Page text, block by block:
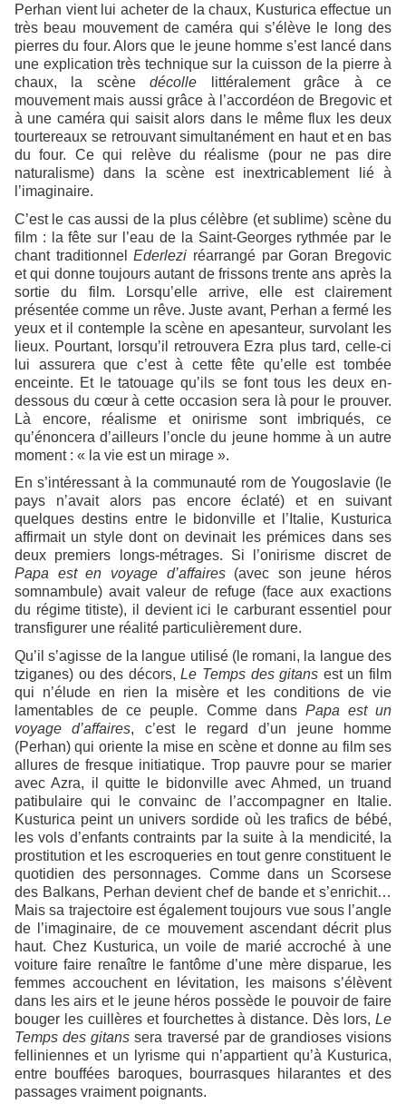
Perhan vient lui acheter de la chaux, Kusturica effectue un
très beau mouvement de caméra qui s’élève le long des
pierres du four. Alors que le jeune homme s’est lancé dans
une explication très technique sur la cuisson de la pierre à
chaux, la scènedécolle littéralement grâce à ce
mouvement mais aussi grâce à l’accordéon de Bregovic et
à une caméra qui saisit alors dans le même flux les deux
tourtereaux se retrouvant simultanément en haut et en bas
du four. Ce qui relève du réalisme (pour ne pas dire
naturalisme) dans la scène est inextricablement lié à
l’imaginaire.
C’est le cas aussi de la plus célèbre (et sublime) scène du
film : la fête sur l’eau de la Saint-Georges rythmée par le
chant traditionnelEderlezi réarrangé par Goran Bregovic
et qui donne toujours autant de frissons trente ans après la
sortie du film. Lorsqu’elle arrive, elle est clairement
présentée comme un rêve. Juste avant, Perhan a fermé les
yeux et il contemple la scène en apesanteur, survolant les
lieux. Pourtant, lorsqu’il retrouvera Ezra plus tard, celle-ci
lui assurera que c’est à cette fête qu’elle est tombée
enceinte. Et le tatouage qu’ils se font tous les deux en-
dessous du cœur à cette occasion sera là pour le prouver.
Là encore, réalisme et onirisme sont imbriqués, ce
qu’énoncera d’ailleurs l’oncle du jeune homme à un autre
moment : « la vie est un mirage ».
En s’intéressant à la communauté rom de Yougoslavie (le
pays n’avait alors pas encore éclaté) et en suivant
quelques destins entre le bidonville et l’Italie, Kusturica
affirmait un style dont on devinait les prémices dans ses
deux premiers longs-métrages. Si l’onirisme discret de
Papa est en voyage d’affaires(avec son jeune héros
somnambule) avait valeur de refuge (face aux exactions
du régime titiste), il devient ici le carburant essentiel pour
transfigurer une réalité particulièrement dure.
Qu’il s’agisse de la langue utilisé (le romani, la langue des
tziganes) ou des décors,Le Temps des gitans est un film
qui n’élude en rien la misère et les conditions de vie
lamentables de ce peuple. Comme dans Papa est un
voyage d’affaires, c’est le regard d’un jeune homme
(Perhan) qui oriente la mise en scène et donne au film ses
allures de fresque initiatique. Trop pauvre pour se marier
avec Azra, il quitte le bidonville avec Ahmed, un truand
patibulaire qui le convainc de l’accompagner en Italie.
Kusturica peint un univers sordide où les trafics de bébé,
les vols d’enfants contraints par la suite à la mendicité, la
prostitution et les escroqueries en tout genre constituent le
quotidien des personnages. Comme dans un Scorsese
des Balkans, Perhan devient chef de bande et s’enrichit…
Mais sa trajectoire est également toujours vue sous l’angle
de l’imaginaire, de ce mouvement ascendant décrit plus
haut. Chez Kusturica, un voile de marié accroché à une
voiture faire renaître le fantôme d’une mère disparue, les
femmes accouchent en lévitation, les maisons s’élèvent
dans les airs et le jeune héros possède le pouvoir de faire
bouger les cuillères et fourchettes à distance. Dès lors, Le
Temps des gitans sera traversé par de grandioses visions
felliniennes et un lyrisme qui n’appartient qu’à Kusturica,
entre bouffées baroques, bourrasques hilarantes et des
passages vraiment poignants.